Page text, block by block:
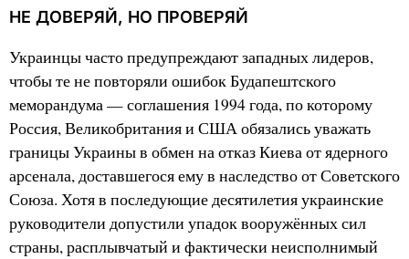
НЕ ДОВЕРЯЙ, НО ПРОВЕРЯЙ
Украинцы часто предупреждают западных лидеров,
чтобы те не повторяли ошибок Будапештского
меморандума — соглашения 1994 года, по которому
Россия, Великобритания и США обязались уважать
границы Украины в обмен на отказ Киева от ядерного
арсенала, доставшегося ему в наследство от Советского
Союза. Хотя в последующие десятилетия украинские
руководители допустили упадок вооружённых сил
страны, расплывчатый и фактически неисполнимый